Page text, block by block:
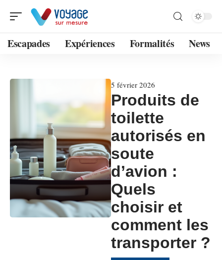
Escapades Expériences Formalités News
5 février 2026
Produits de
toilette
autorisés en
soute
d’avion :
Quels
choisir et
comment les
transporter ?